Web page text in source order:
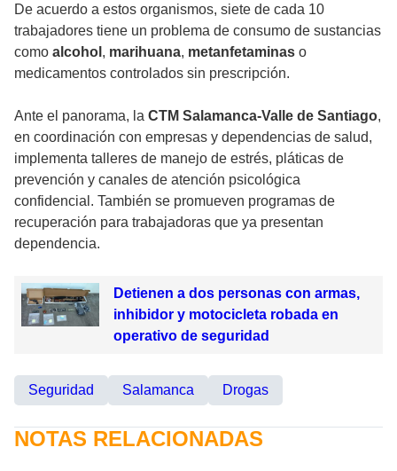
De acuerdo a estos organismos, siete de cada 10
trabajadores tiene un problema de consumo de sustancias
como alcohol , marihuana, metanfetaminas o
medicamentos controlados sin prescripción.
Ante el panorama, la CTM Salamanca-Valle de Santiago,
en coordinación con empresas y dependencias de salud,
implementa talleres de manejo de estrés, pláticas de
prevención y canales de atención psicológica
confidencial. También se promueven programas de
recuperación para trabajadoras que ya presentan
dependencia.
Detienen a dos personas con armas,
inhibidor y motocicleta robada en
operativo de seguridad
Seguridad Salamanca Drogas
NOTAS RELACIONADAS